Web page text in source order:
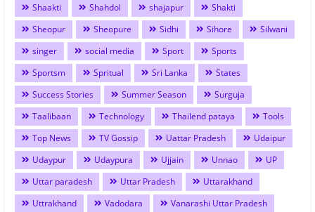
Shaakti
Shahdol shajapur
Shakti
Sheopur
Sheopure Sidhi Sihore
Silwani
singer
social media Sport
Sports
Sportsm
Spritual Sri Lanka
States
Success Stories
Summer Season
Surguja
Taalibaan
Technology Thailend pataya
Tools
Top News
TV Gossip Uattar Pradesh
Udaipur
Udaypur
Udaypura Ujjain Unnao
UP
Uttar paradesh
Uttar Pradesh
Uttarakhand
Uttrakhand
Vadodara
Vanarashi Uttar Pradesh